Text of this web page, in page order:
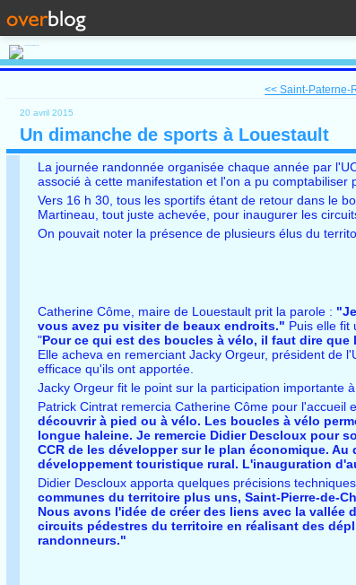
<< Saint-Paterne-
20 avril 2015
Un dimanche de sports à Louestault
La journée randonnée organisée chaque année par
associé à cette manifestation et l'on a pu
Vers 16 h 30, tous les sportifs étant de retour dans le
Martineau, tout juste achevée, pour inaugurer les
On pouvait noter la présence de plusieurs élus du
Catherine Côme, maire de Louestault prit la parole :
vous avez pu visiter de beaux endroits." Puis elle fit
"Pour ce qui est des boucles à vélo, il faut dire
Elle acheva en remerciant Jacky Orgeur, président de
efficace qu'ils ont apportée.
Jacky Orgeur fit le point sur la participation importante
Patrick Cintrat remercia Catherine Côme pour l'accueil
découvrir à pied ou à vélo. Les boucles à vélo
longue haleine. Je remercie Didier Descloux pour
CCR de les développer sur le plan économique.
développement touristique rural. L'inauguration
Didier Descloux apporta quelques précisions
communes du territoire plus uns, Saint-Pierre-de-
Nous avons l'idée de créer des liens avec la
circuits pédestres du territoire en réalisant des
randonneurs."